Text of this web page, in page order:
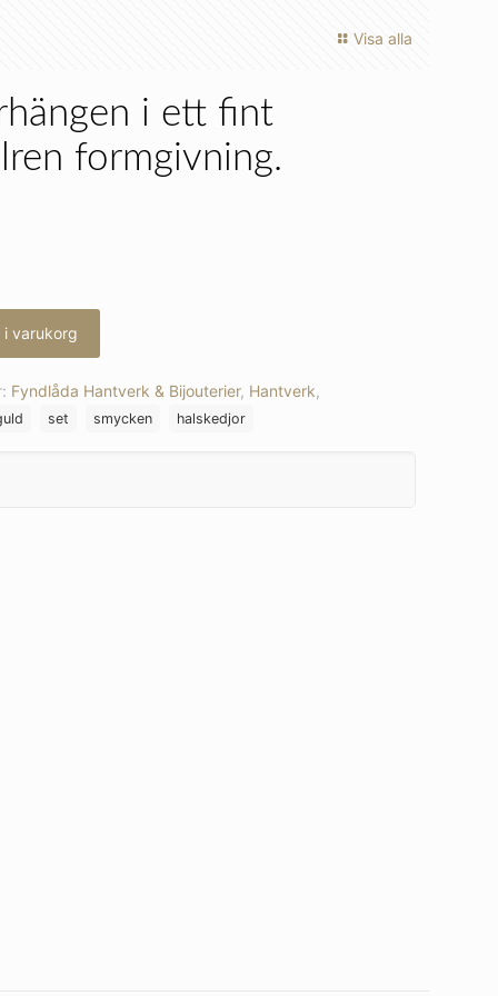
Visa alla
i ett fint
formgivning.
i varukorg
Fyndlåda Hantverk & Bijouterier, Hantverk,
set smycken halskedjor